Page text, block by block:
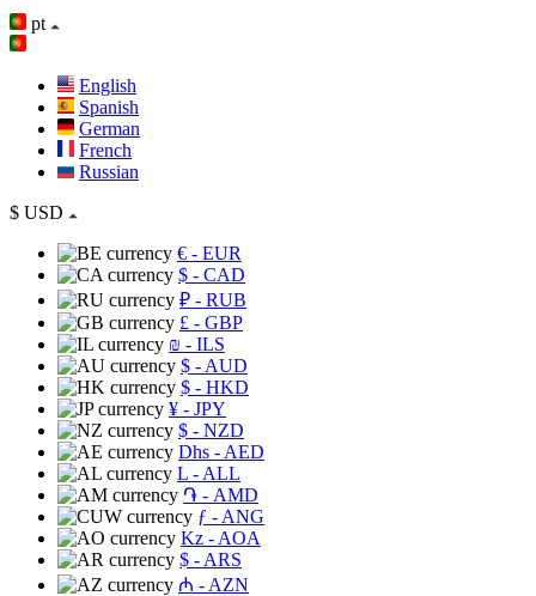
pt
English
Spanish
German
French
Russian
$ USD
€ - EUR
$ - CAD
₽ - RUB
£ - GBP
₪ - ILS
$ - AUD
$ - HKD
¥ - JPY
$ - NZD
Dhs - AED
L - ALL
֏ - AMD
ƒ - ANG
Kz - AOA
$ - ARS
₼ - AZN